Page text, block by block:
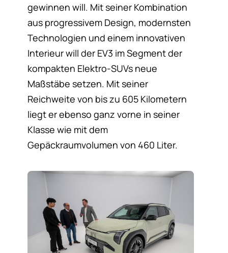
gewinnen will. Mit seiner Kombination
aus progressivem Design, modernsten
Technologien und einem innovativen
Interieur will der EV3 im Segment der
kompakten Elektro-SUVs neue
Maßstäbe setzen. Mit seiner
Reichweite von bis zu 605 Kilometern
liegt er ebenso ganz vorne in seiner
Klasse wie mit dem
Gepäckraumvolumen von 460 Liter.